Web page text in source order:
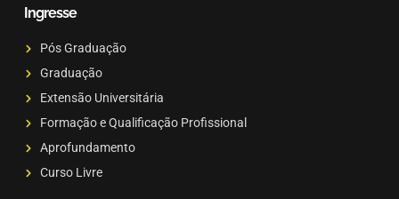
Ingresse
Pós Graduação
Graduação
Extensão Universitária
Formação e Qualificação Profissional
Aprofundamento
Curso Livre